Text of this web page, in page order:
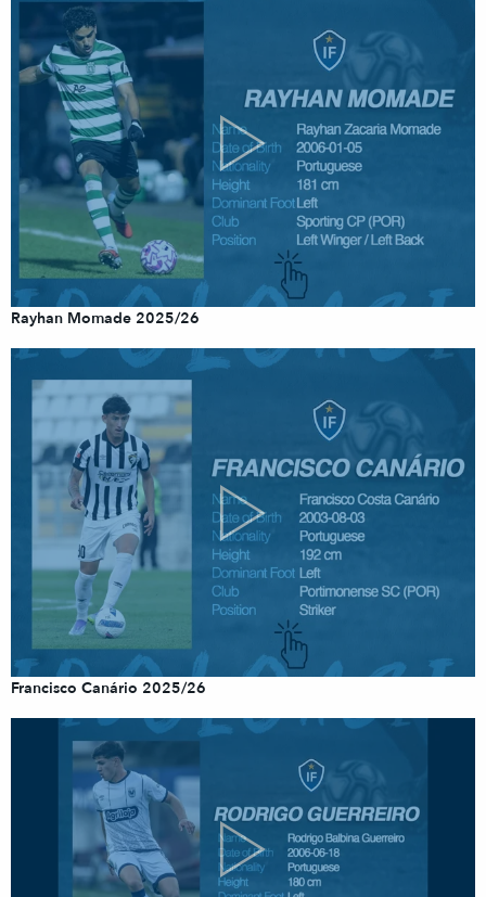
Rayhan Momade 2025/26
Francisco Canário 2025/26